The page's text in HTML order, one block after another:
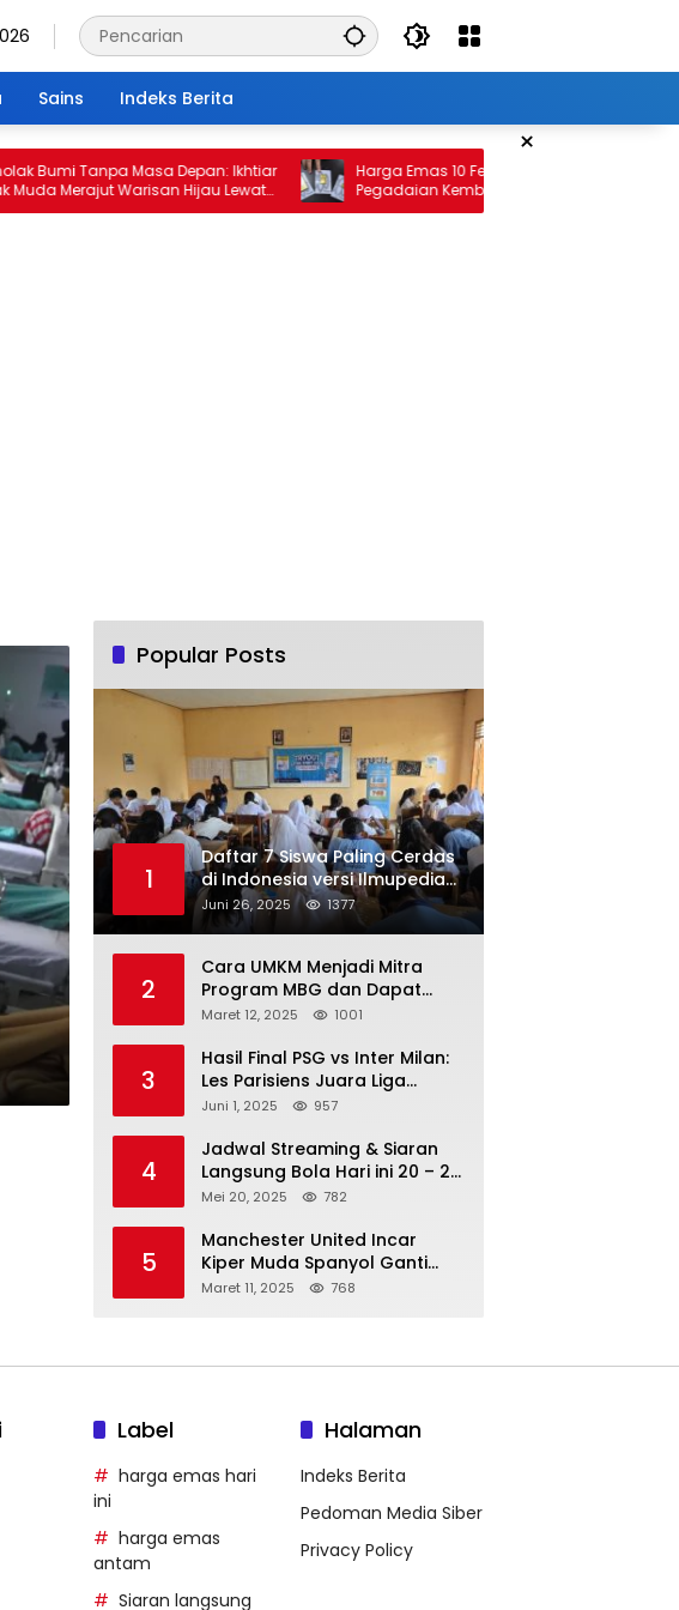
Sains Indeks Berita
×
Tanpa Masa Depan: Ikhtiar
Merajut Warisan Hijau Lewat
Harga Emas 10 Februari 2026: Antam dan
Pegadaian Kembali Melonjak
Popular Posts
1
Daftar 7 Siswa Paling Cerdas
di Indonesia versi Ilmupedia
Tryout UTBK 2025
Juni 26, 2025 1377
2
Cara UMKM Menjadi Mitra
Program MBG dan Dapat
Modal Hingga Rp500 Juta
Maret 12, 2025 1001
3
Hasil Final PSG vs Inter Milan:
Les Parisiens Juara Liga
Champions 2025 usai Bantai il
Juni 1, 2025 957
4
Jadwal Streaming & Siaran
Langsung Bola Hari ini 20 – 21
Mei 2025: Manchester City vs
Mei 20, 2025 782
5
Manchester United Incar
Kiper Muda Spanyol Ganti
Andre Onana
Maret 11, 2025 768
Label
harga emas hari
ini
harga emas
antam
Siaran langsung
Halaman
Indeks Berita
Pedoman Media Siber
Privacy Policy